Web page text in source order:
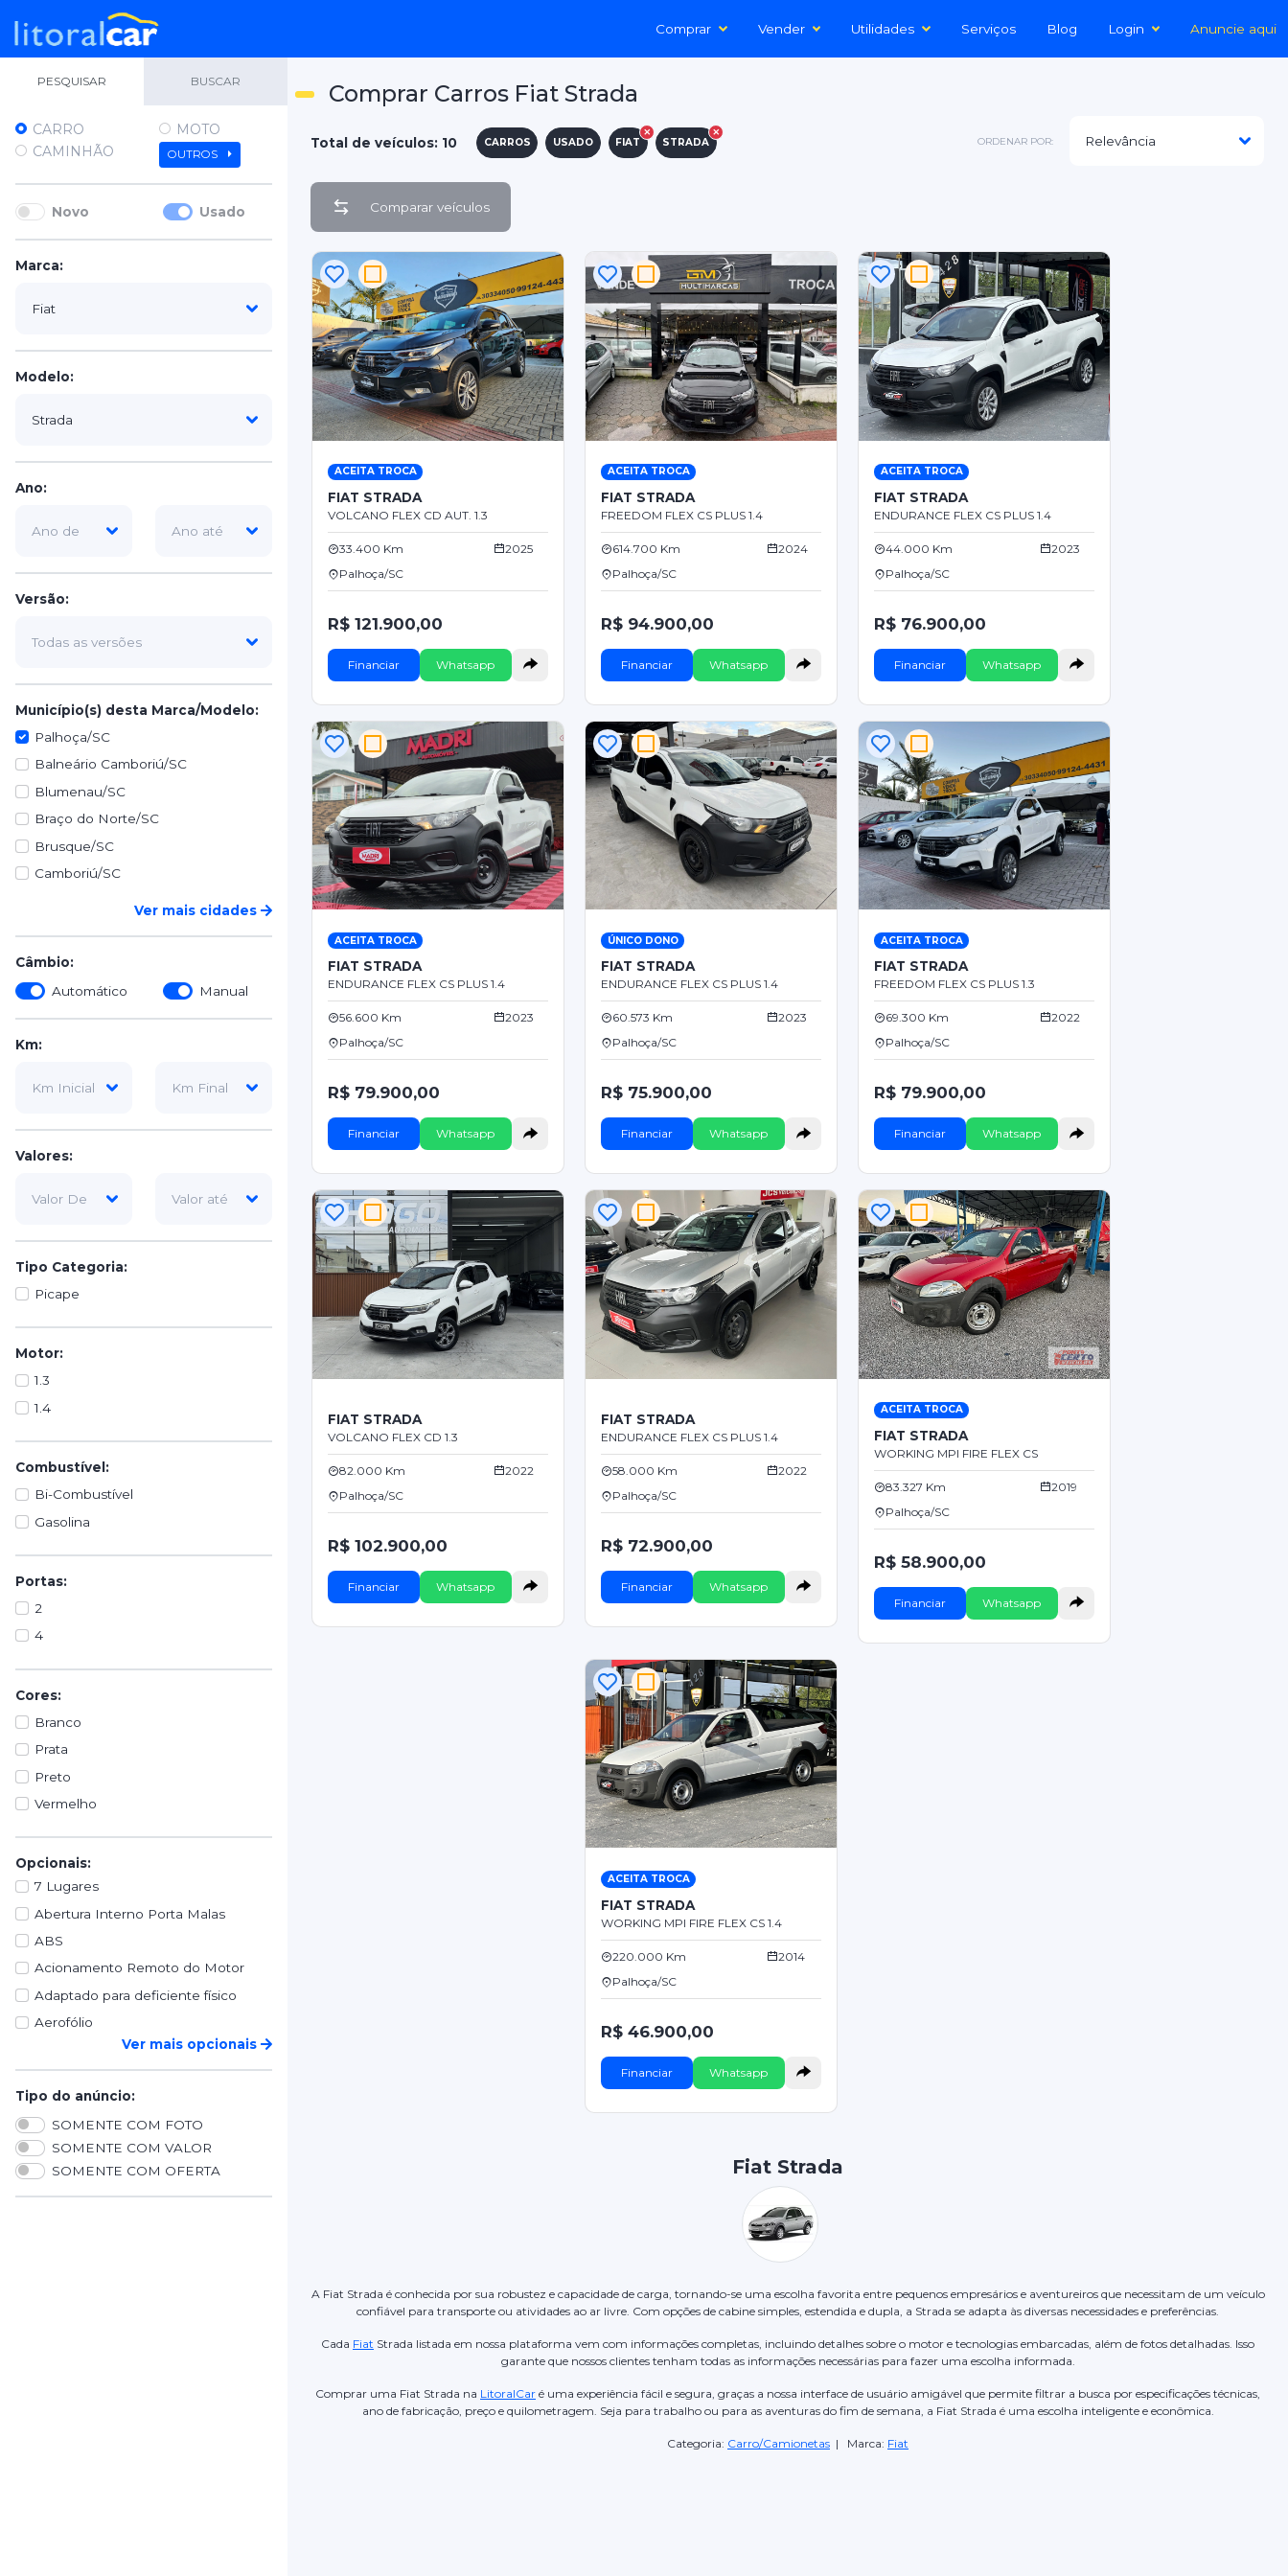
Comprar Vender Utilidades Serviços Blog Login Anuncie aqui
PESQUISAR BUSCAR
CARRO
MOTO
CAMINHÃO
OUTROS
Novo Usado
Marca:
Modelo:
Ano:
Versão:
Município(s) desta Marca/Modelo:
Palhoça/SC
Balneário Camboriú/SC
Blumenau/SC
Braço do Norte/SC
Brusque/SC
Camboriú/SC
Ver mais cidades
Câmbio:
Automático
Manual
Km:
Valores:
Tipo Categoria:
Picape
Motor:
1.3
1.4
Combustível:
Bi-Combustível
Gasolina
Portas:
2
4
Cores:
Branco
Prata
Preto
Vermelho
Opcionais:
7 Lugares
Abertura Interno Porta Malas
ABS
Acionamento Remoto do Motor
Adaptado para deficiente físico
Aerofólio
Ver mais opcionais
Tipo do anúncio:
SOMENTE COM FOTO
SOMENTE COM VALOR
SOMENTE COM OFERTA
Comprar Carros Fiat Strada
Total de veículos: 10 CARROS USADO FIAT STRADA ORDENAR POR:
Comparar veículos
ACEITA TROCA
FIAT STRADA
VOLCANO FLEX CD AUT. 1.3
33.400 Km
2025
Palhoça/SC
R$ 121.900,00
Financiar Whatsapp
ACEITA TROCA
FIAT STRADA
FREEDOM FLEX CS PLUS 1.4
614.700 Km
2024
Palhoça/SC
R$ 94.900,00
Financiar Whatsapp
ACEITA TROCA
FIAT STRADA
ENDURANCE FLEX CS PLUS 1.4
44.000 Km
2023
Palhoça/SC
R$ 76.900,00
Financiar Whatsapp
ACEITA TROCA
FIAT STRADA
ENDURANCE FLEX CS PLUS 1.4
56.600 Km
2023
Palhoça/SC
R$ 79.900,00
Financiar Whatsapp
ÚNICO DONO
FIAT STRADA
ENDURANCE FLEX CS PLUS 1.4
60.573 Km
2023
Palhoça/SC
R$ 75.900,00
Financiar Whatsapp
ACEITA TROCA
FIAT STRADA
FREEDOM FLEX CS PLUS 1.3
69.300 Km
2022
Palhoça/SC
R$ 79.900,00
Financiar Whatsapp
FIAT STRADA
VOLCANO FLEX CD 1.3
82.000 Km
2022
Palhoça/SC
R$ 102.900,00
Financiar Whatsapp
FIAT STRADA
ENDURANCE FLEX CS PLUS 1.4
58.000 Km
2022
Palhoça/SC
R$ 72.900,00
Financiar Whatsapp
ACEITA TROCA
FIAT STRADA
WORKING MPI FIRE FLEX CS
83.327 Km
2019
Palhoça/SC
R$ 58.900,00
Financiar Whatsapp
ACEITA TROCA
FIAT STRADA
WORKING MPI FIRE FLEX CS 1.4
220.000 Km
2014
Palhoça/SC
R$ 46.900,00
Financiar Whatsapp
Fiat Strada
A Fiat Strada é conhecida por sua robustez e capacidade de carga, tornando-se uma escolha favorita entre pequenos empresários e aventureiros que necessitam de um veículo
confiável para transporte ou atividades ao ar livre. Com opções de cabine simples, estendida e dupla, a Strada se adapta às diversas necessidades e preferências.
Cada Fiat Strada listada em nossa plataforma vem com informações completas, incluindo detalhes sobre o motor e tecnologias embarcadas, além de fotos detalhadas. Isso
garante que nossos clientes tenham todas as informações necessárias para fazer uma escolha informada.
Comprar uma Fiat Strada na LitoralCar é uma experiência fácil e segura, graças a nossa interface de usuário amigável que permite filtrar a busca por especificações técnicas,
ano de fabricação, preço e quilometragem. Seja para trabalho ou para as aventuras do fim de semana, a Fiat Strada é uma escolha inteligente e econômica.
Categoria: Carro/Camionetas | Marca: Fiat